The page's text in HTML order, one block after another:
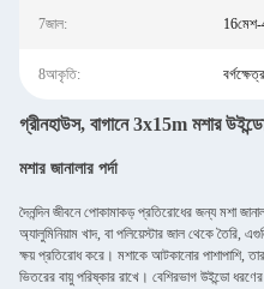
7জাল:
8আকৃতি: বর্গক্ষেত্র
গ্রীনহাউস, বাগানে 3x15m মশার উইন্ডো
মশার জানালার পর্দা
দৈনন্দিন জীবনে পোকামাকড় প্রতিরোধের জন্য মশা
অ্যালুমিনিয়াম খাদ, বা পলিয়েস্টার জাল থেকে তৈরি,
ক্ষয় প্রতিরোধ করে। মশাকে আটকানোর পাশাপাশি,
ভিতরের বায়ু পরিষ্কার রাখে। বেশিরভাগ উইন্ডো